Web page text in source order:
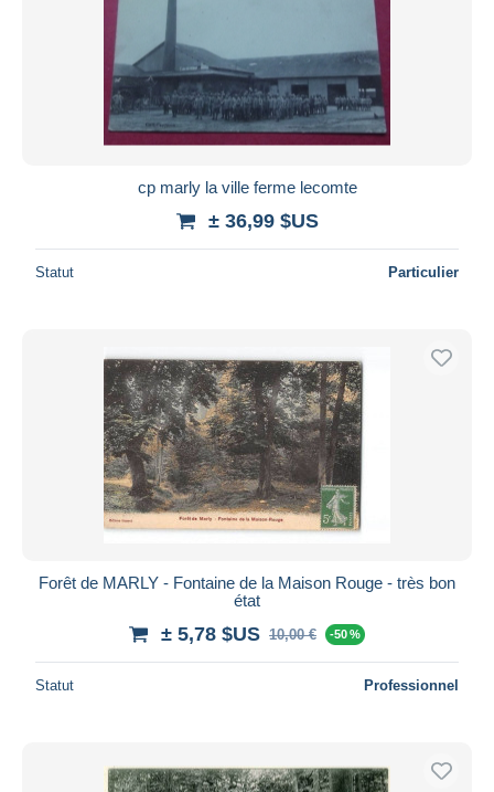
cp marly la ville ferme lecomte
± 36,99 $US
Statut Particulier
Forêt de MARLY - Fontaine de la Maison Rouge - très bon
état
± 5,78 $US 10,00 € -50 %
Statut Professionnel